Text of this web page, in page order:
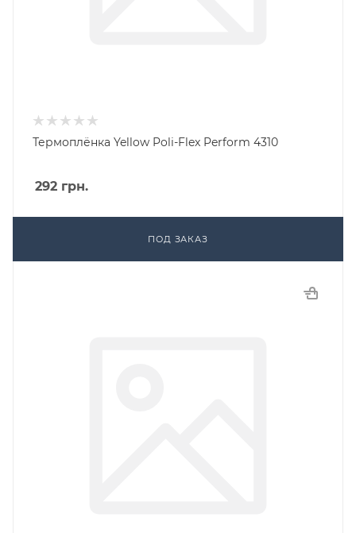
Термоплёнка Yellow Poli-Flex Perform 4310
292 грн.
ПОД ЗАКАЗ